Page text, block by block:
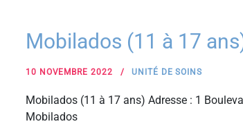
Mobilados (11 à 17
10 NOVEMBRE 2022 UNITÉ DE SOINS
Mobilados (11 à 17 ans) Adresse : 1
Mobilados